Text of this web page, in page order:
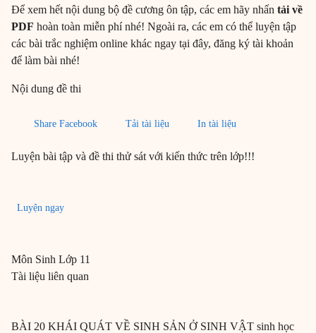
Để xem hết nội dung bộ đề cương ôn tập, các em hãy nhấn tải về
PDF hoàn toàn miễn phí nhé! Ngoài ra, các em có thể luyện tập
các bài trắc nghiệm online khác ngay tại đây, đăng ký tài khoản
để làm bài nhé!
Nội dung đề thi
Share Facebook Tải tài liệu In tài liệu
Luyện bài tập và đề thi thử sát với kiến thức trên lớp!!!
Luyện ngay
Môn Sinh Lớp 11
Tài liệu liên quan
BÀI 20 KHÁI QUÁT VỀ SINH SẢN Ở SINH VẬT sinh học